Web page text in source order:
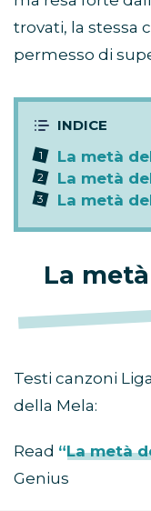
trovati, la stessa
permesso di
La metà
La metà
La metà
La
Testi canzoni
della Mela:
Read “La metà
Genius